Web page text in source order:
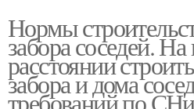
Нормы
забора соседей.
расстоянии
забора и дома
требований по